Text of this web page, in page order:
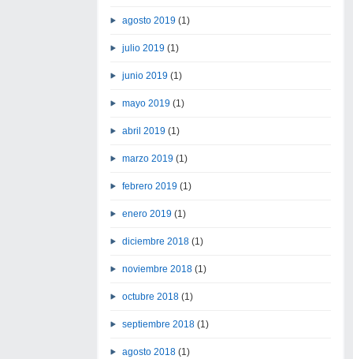
agosto 2019 (1)
julio 2019 (1)
junio 2019 (1)
mayo 2019 (1)
abril 2019 (1)
marzo 2019 (1)
febrero 2019 (1)
enero 2019 (1)
diciembre 2018(1)
noviembre 2018(1)
octubre 2018(1)
septiembre 2018(1)
agosto 2018(1)